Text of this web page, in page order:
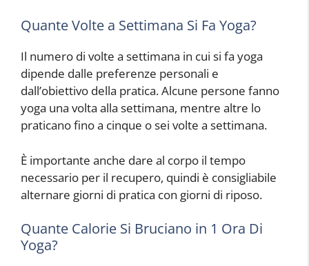
Quante Volte a Settimana Si Fa Yoga?
Il numero di volte a settimana in cui si fa yoga
dipende dalle preferenze personali e
dall’obiettivo della pratica. Alcune persone fanno
yoga una volta alla settimana, mentre altre lo
praticano fino a cinque o sei volte a settimana.
È importante anche dare al corpo il tempo
necessario per il recupero, quindi è consigliabile
alternare giorni di pratica con giorni di riposo.
Quante Calorie Si Bruciano in 1 Ora Di
Yoga?